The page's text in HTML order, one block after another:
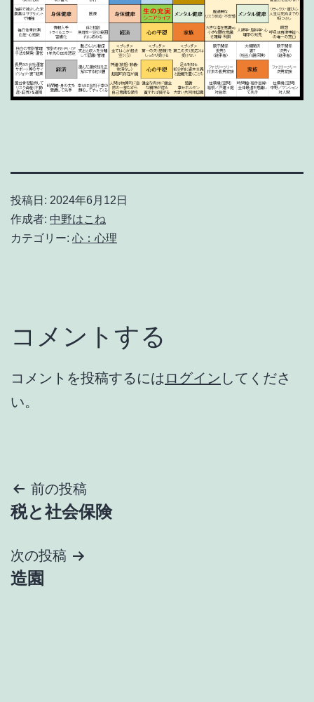
投稿日: 2024年6月12日
作成者: 中野はこね
カテゴリー: 心：心理
コメントする
コメントを投稿するには ログイン してくださ
い。
投
稿
ナ
ビ
前の投稿
税と社会保険
次の投稿
造園